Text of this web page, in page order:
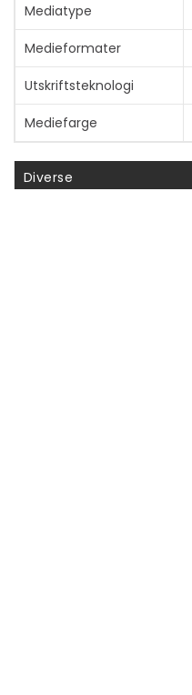
Mediatype
Medieformater
Utskriftsteknologi
Mediefarge
Diverse